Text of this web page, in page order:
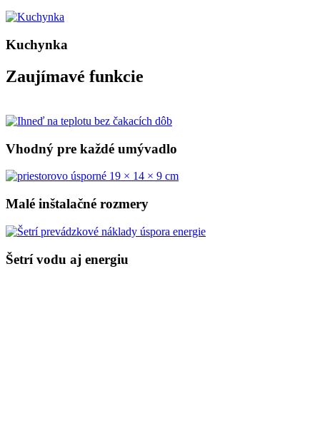
Kuchynka
Zaujímavé funkcie
Vhodný pre každé umývadlo
Malé inštalačné rozmery
Šetrí vodu aj energiu